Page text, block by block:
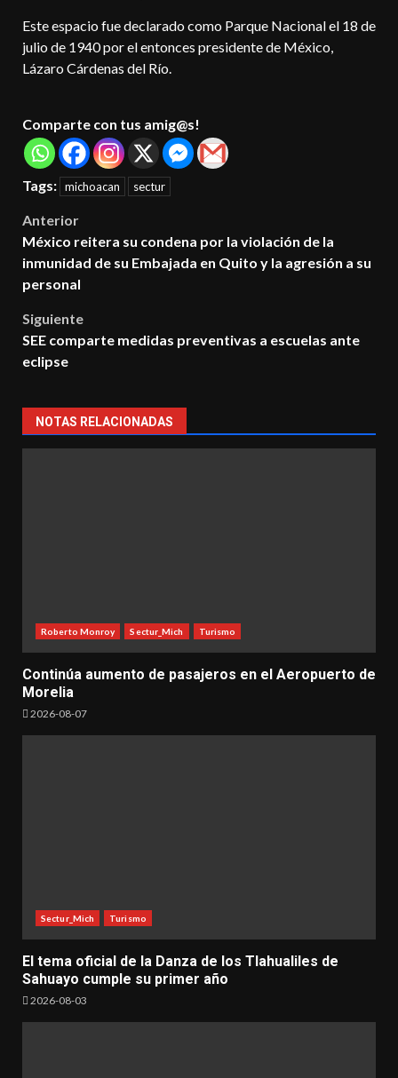
Este espacio fue declarado como Parque Nacional el 18 de
julio de 1940 por el entonces presidente de México,
Lázaro Cárdenas del Río.
Comparte con tus amig@s!
Tags: michoacan sectur
Post
navigation
Anterior
México reitera su condena por la violación de la
inmunidad de su Embajada en Quito y la agresión a su
personal
Siguiente
SEE comparte medidas preventivas a escuelas ante
eclipse
NOTAS RELACIONADAS
Roberto Monroy Sectur_Mich Turismo
Continúa aumento de pasajeros en el Aeropuerto de
Morelia
2026-08-07
Sectur_Mich Turismo
El tema oficial de la Danza de los Tlahualiles de
Sahuayo cumple su primer año
2026-08-03